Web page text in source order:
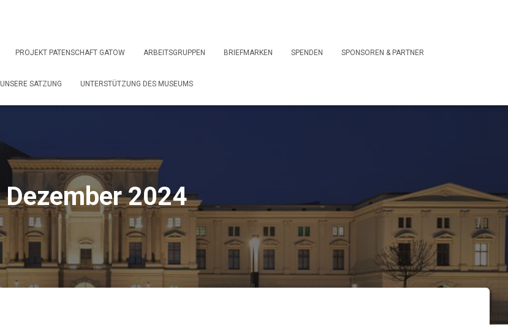
PROJEKT PATENSCHAFT GATOW ARBEITSGRUPPEN BRIEFMARKEN SPENDEN SPONSOREN & PARTNER
UNSERE SATZUNG UNTERSTÜTZUNG DES MUSEUMS
Dezember 2024